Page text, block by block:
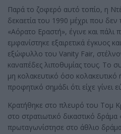
Παρά το ζοφερό αυτό τοπίο, η
δεκαετία του 1990 μέχρι που
«Αόρατο Εραστή», έγινε και
εμφανίστηκε εξαιρετικά έγκυος
εξώφυλλο του Vanity Fair,
καναπέδες λιποθυμίας τους. Το
μη κολακευτικό όσο
προφητικό σημάδι ότι είχε γίνει
Κρατήθηκε στο πλευρό του Τομ
στο στρατιωτικό δικαστικό
πρωταγωνίστησε στο άθλιο